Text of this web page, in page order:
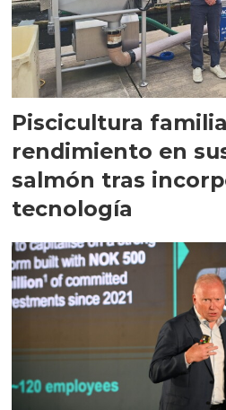
Piscicultura
rendimiento en
salmón tras
tecnología